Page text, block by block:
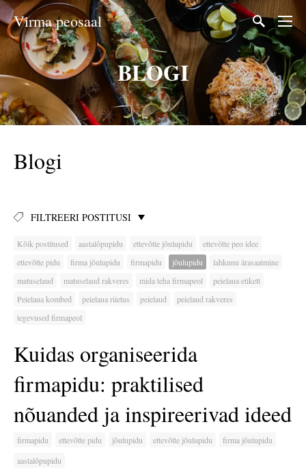
Virma peosaal
BLOGI
Blogi
FILTREERI POSTITUSI
Kõik postitused aastalõpupidu ettevõtte jõulupidu
ettevõtte peo idee
ettevõtte pidu
firma jõulupidu firmapidu jõulupidu
lahkunu ärasaatmine
matuselaud
matuselaud rakveres mida teha firmapeol
peielaua etikett
Peielaua kombed
peielaua riietus peielaud
peielaud rakveres
tegevused firmapeol
Kuidas organiseerida
firmapidu: praktilised
nõuanded ja inspireerivad ideed
firmapidu ettevõtte pidu jõulupidu ettevõtte jõulupidu
firma jõulupidu
aastalõpupidu